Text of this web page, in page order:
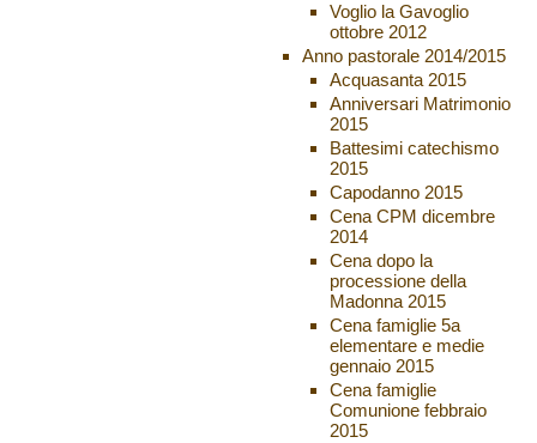
Voglio la Gavoglio
ottobre 2012
Anno pastorale 2014/2015
Acquasanta 2015
Anniversari Matrimonio
2015
Battesimi catechismo
2015
Capodanno 2015
Cena CPM dicembre
2014
Cena dopo la
processione della
Madonna 2015
Cena famiglie 5a
elementare e medie
gennaio 2015
Cena famiglie
Comunione febbraio
2015